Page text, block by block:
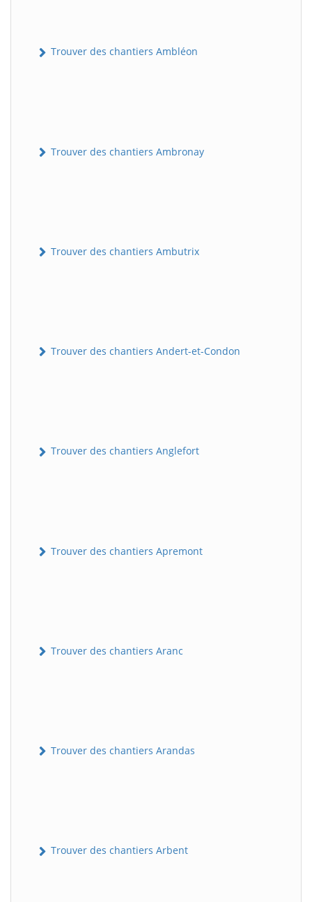
Trouver des chantiers Ambléon
Trouver des chantiers Ambronay
Trouver des chantiers Ambutrix
Trouver des chantiers Andert-et-Condon
Trouver des chantiers Anglefort
Trouver des chantiers Apremont
Trouver des chantiers Aranc
Trouver des chantiers Arandas
Trouver des chantiers Arbent